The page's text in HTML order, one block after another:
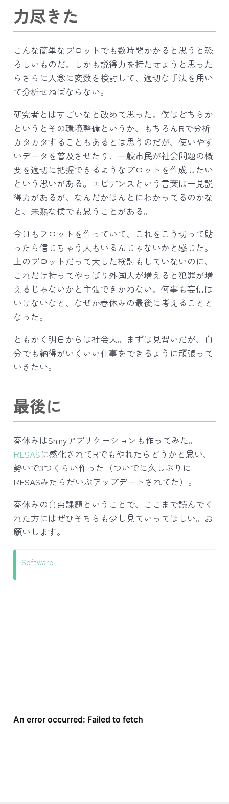
力尽きた
こんな簡単なプロットでも数時間かかると思うと恐
ろしいものだ。しかも説得力を持たせようと思った
らさらに入念に変数を検討して、適切な手法を用い
て分析せねばならない。
研究者とはすごいなと改めて思った。僕はどちらか
というとその環境整備というか、もちろんRで分析
カタカタすることもあるとは思うのだが、使いやす
いデータを普及させたり、一般市民が社会問題の概
要を適切に把握できるようなプロットを作成したい
という思いがある。エビデンスという言葉は一見説
得力があるが、なんだかほんとにわかってるのかな
と、未熟な僕でも思うことがある。
今日もプロットを作っていて、これをこう切って貼
ったら信じちゃう人もいるんじゃないかと感じた。
上のプロットだって大した検討もしていないのに、
これだけ持ってやっぱり外国人が増えると犯罪が増
えるじゃないかと主張できかねない。何事も妄信は
いけないなと、なぜか春休みの最後に考えることと
なった。
ともかく明日からは社会人。まずは見習いだが、自
分でも納得がいくいい仕事をできるように頑張って
いきたい。
最後に
春休みはShinyアプリケーションも作ってみた。
RESASに感化されてRでもやれたらどうかと思い、
勢いで3つくらい作った（ついでに久しぶりに
RESASみたらだいぶアップデートされてた）。
春休みの自由課題ということで、ここまで読んでく
れた方にはぜひそちらも少し見ていってほしい。お
願いします。
Software